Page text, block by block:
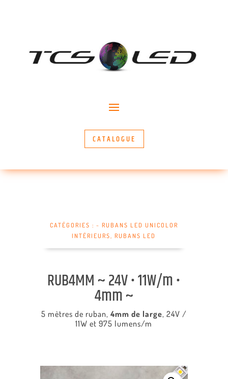
CATALOGUE
CATÉGORIES : ~ RUBANS LED UNICOLOR
INTÉRIEURS,RUBANS LED
RUB4MM ~ 24V • 11W/m •
4mm ~
5 mètres de ruban, 4mm de large, 24V /
11W et 975 lumens/m